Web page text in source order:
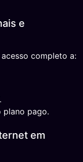
e
completo a:
plano pago.
em